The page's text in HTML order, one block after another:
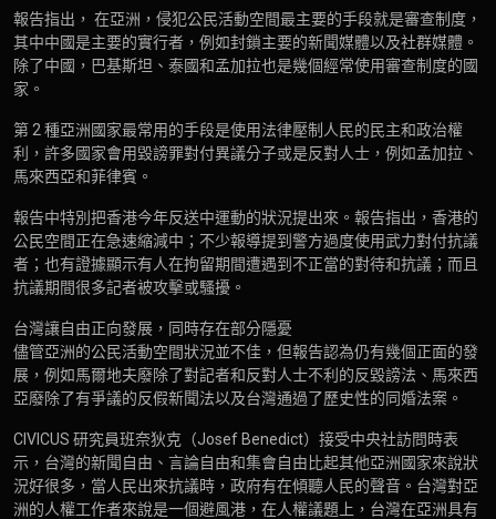
報告指出， 在亞洲，侵犯公民活動空間最主要的手段就是審查制度，
其中中國是主要的實行者，例如封鎖主要的新聞媒體以及社群媒體。
除了中國，巴基斯坦、泰國和孟加拉也是幾個經常使用審查制度的國
家。
第 2 種亞洲國家最常用的手段是使用法律壓制人民的民主和政治權
利，許多國家會用毀謗罪對付異議分子或是反對人士，例如孟加拉、
馬來西亞和菲律賓。
報告中特別把香港今年反送中運動的狀況提出來。報告指出，香港的
公民空間正在急速縮減中；不少報導提到警方過度使用武力對付抗議
者；也有證據顯示有人在拘留期間遭遇到不正當的對待和抗議；而且
抗議期間很多記者被攻擊或騷擾。
台灣讓自由正向發展，同時存在部分隱憂
儘管亞洲的公民活動空間狀況並不佳，但報告認為仍有幾個正面的發
展，例如馬爾地夫廢除了對記者和反對人士不利的反毀謗法、馬來西
亞廢除了有爭議的反假新聞法以及台灣通過了歷史性的同婚法案。
CIVICUS 研究員班奈狄克（Josef Benedict）接受中央社訪問時表
示，台灣的新聞自由、言論自由和集會自由比起其他亞洲國家來說狀
況好很多，當人民出來抗議時，政府有在傾聽人民的聲音。台灣對亞
洲的人權工作者來說是一個避風港，在人權議題上，台灣在亞洲具有